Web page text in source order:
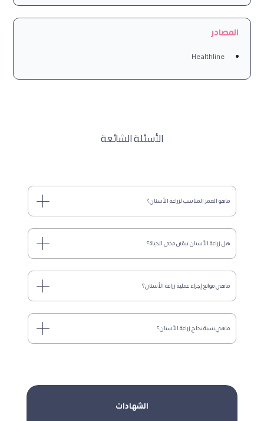
المصادر
Healthline
الأسئلة الشائعة
ماهو العمر المناسب لزراعة الأسنان؟
هل زراعة الأسنان تبقى مدى الحياة؟
ماهي موانع إجراء عملية زراعة الأسنان؟
ماهي نسبة نجاح زراعة الأسنان؟
الشهادات